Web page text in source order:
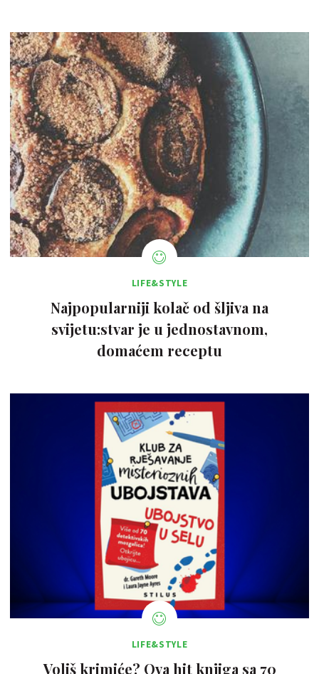
LIFE&STYLE
Najpopularniji kolač od šljiva na
svijetu:stvar je u jednostavnom,
domaćem receptu
LIFE&STYLE
Voliš krimiće? Ova hit knjiga sa 70